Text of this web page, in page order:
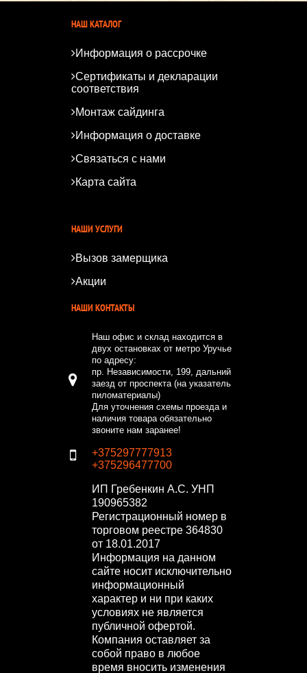
НАШ КАТАЛОГ
Информация о рассрочке
Сертификаты и декларации
соответствия
Монтаж сайдинга
Информация о доставке
Связаться с нами
Карта сайта
НАШИ УСЛУГИ
Вызов замерщика
Акции
НАШИ КОНТАКТЫ
Наш офис и склад находится в
двух остановках от метро Уручье
по адресу:
пр. Независимости, 199, дальний
заезд от проспекта (на указатель
пиломатериалы)
Для уточнения схемы проезда и
наличия товара обязательно
звоните нам заранее!
+375297777913
+375296477700
ИП Гребенкин А.С. УНП
190965382
Регистрационный номер в
торговом реестре 364830
от 18.01.2017
Информация на данном
сайте носит исключительно
информационный
характер и ни при каких
условиях не является
публичной офертой.
Компания оставляет за
собой право в любое
время вносить изменения